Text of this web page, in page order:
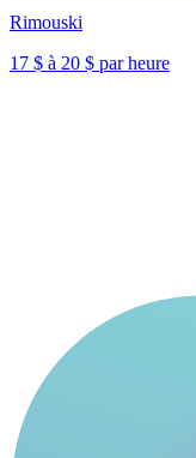
Rimouski
17 $ à 20 $ par heure